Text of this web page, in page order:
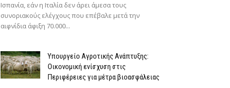
Ισπανία, εάν η Ιταλία δεν άρει άμεσα τους
συνοριακούς ελέγχους που επέβαλε μετά την
αιφνίδια άφιξη 70.000...
Υπουργείο Αγροτικής Ανάπτυξης:
Οικονομική ενίσχυση στις
Περιφέρειες για μέτρα βιοασφάλειας